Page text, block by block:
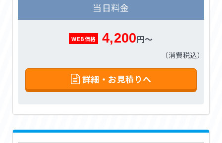
当日料金
WEB価格 4,200円～
（消費税込）
詳細・お見積りへ